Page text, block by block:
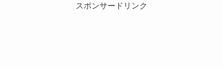
スポンサードリンク